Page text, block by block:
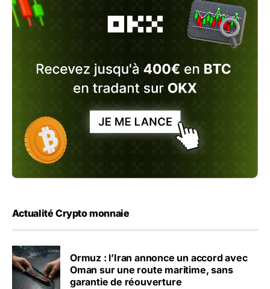
Actualité Crypto monnaie
Ormuz : l’Iran annonce un accord avec
Oman sur une route maritime, sans
garantie de réouverture